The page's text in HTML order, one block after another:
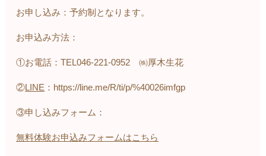
お申し込み：予約制となります。
お申込み方法：
①お電話：TEL046-221-0952 ㈱厚木生花
②LINE ：https://line.me/R/ti/p/%40026imfgp
③申し込みフォーム：
無料体験お申込みフォームはこちら